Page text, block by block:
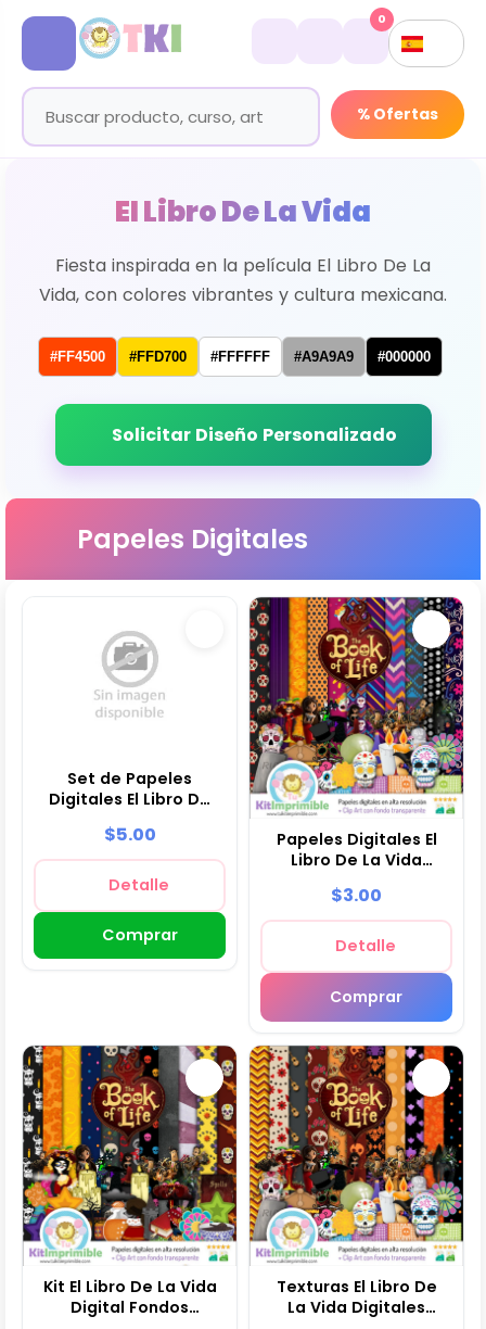
% Ofertas
0
El Libro De La Vida
Fiesta inspirada en la película El Libro De La
Vida, con colores vibrantes y cultura mexicana.
#FF4500 #FFD700 #FFFFFF #A9A9A9 #000000
Solicitar Diseño Personalizado
Papeles Digitales
Set de Papeles
Digitales El Libro De
Fiestas y
Scrapbooking
$5.00
Detalle
Comprar
Papeles Digitales El
Libro De La Vida
M1
$3.00
Detalle
Comprar
Kit El Libro De La Vida
Digital Fondos
Texturas El Libro De
La Vida Digitales